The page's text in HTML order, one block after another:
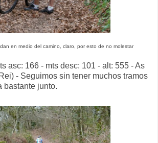
en medio del camino, claro, por esto de no molestar
asc: 166 - mts desc: 101 - alt: 555 - As
- Seguimos sin tener muchos tramos
bastante junto.